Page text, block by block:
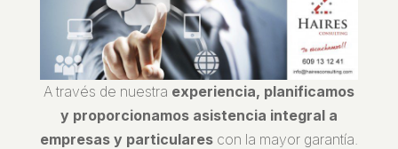
A través de nuestra experiencia, planificamos
y proporcionamos asistencia integral a
empresas y particularescon la mayor garantía.